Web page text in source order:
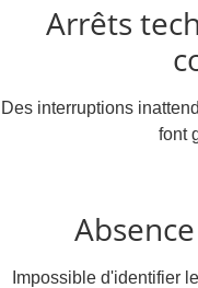
Arrêts
Des interruptions
font
Impossible d'identifier